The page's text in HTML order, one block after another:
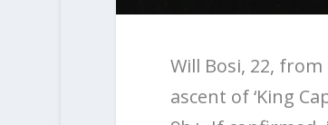
Will Bosi, 22,
ascent of ‘King